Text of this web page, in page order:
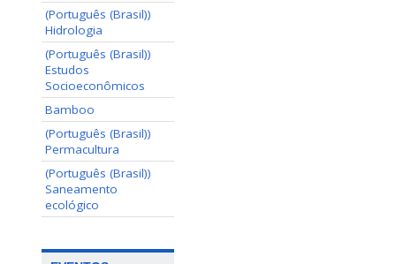
(Português (Brasil))
Hidrologia
(Português (Brasil))
Estudos
Socioeconômicos
Bamboo
(Português (Brasil))
Permacultura
(Português (Brasil))
Saneamento
ecológico